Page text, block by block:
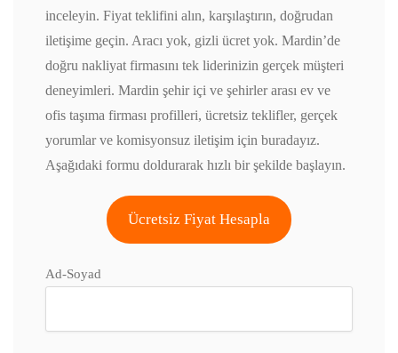
inceleyin. Fiyat teklifini alın, karşılaştırın, doğrudan
iletişime geçin. Aracı yok, gizli ücret yok. Mardin’de
doğru nakliyat firmasını tek liderinizin gerçek müşteri
deneyimleri. Mardin şehir içi ve şehirler arası ev ve
ofis taşıma firması profilleri, ücretsiz teklifler, gerçek
yorumlar ve komisyonsuz iletişim için buradayız.
Aşağıdaki formu doldurarak hızlı bir şekilde başlayın.
Ücretsiz Fiyat Hesapla
Ad-Soyad